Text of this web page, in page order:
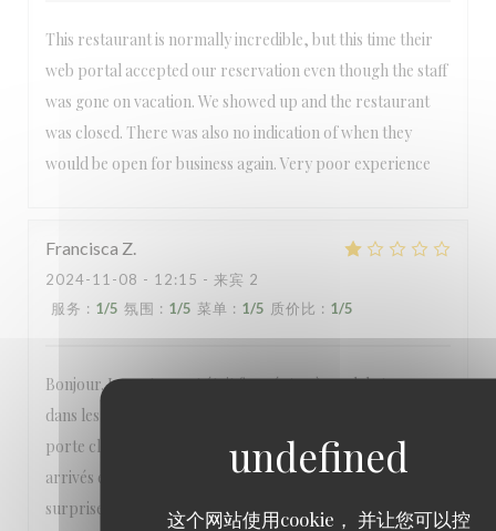
这个网站使用cookie， 并让您可以控
This restaurant is normally incredible, but this time their
web portal accepted our reservation even though the staff
was gone on vacation. We showed up and the restaurant
was closed. There was also no indication of when they
would be open for business again. Very poor experience
Francisca Z
2024-11-08 - 12:15 - 来宾 2
服务 : 1/5 氛围 : 1/5 菜单 : 1/5 质价比 : 1/5
Bonjour. Le restaurant était fermé. Après mal de temps
dans les transports, nous sommes arrivés devant une
porte close et nous n’étions pas seuls, d’autres clients
arrivés en même temps que nous, ont eu la désagréable
surprise de constater que le restaurant était fermé; sans